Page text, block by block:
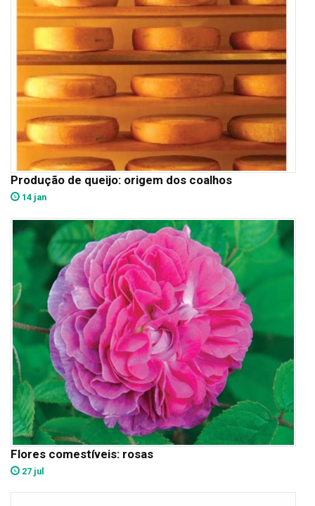
Produção de queijo: origem dos coalhos
14 jan
Flores comestíveis: rosas
27 jul